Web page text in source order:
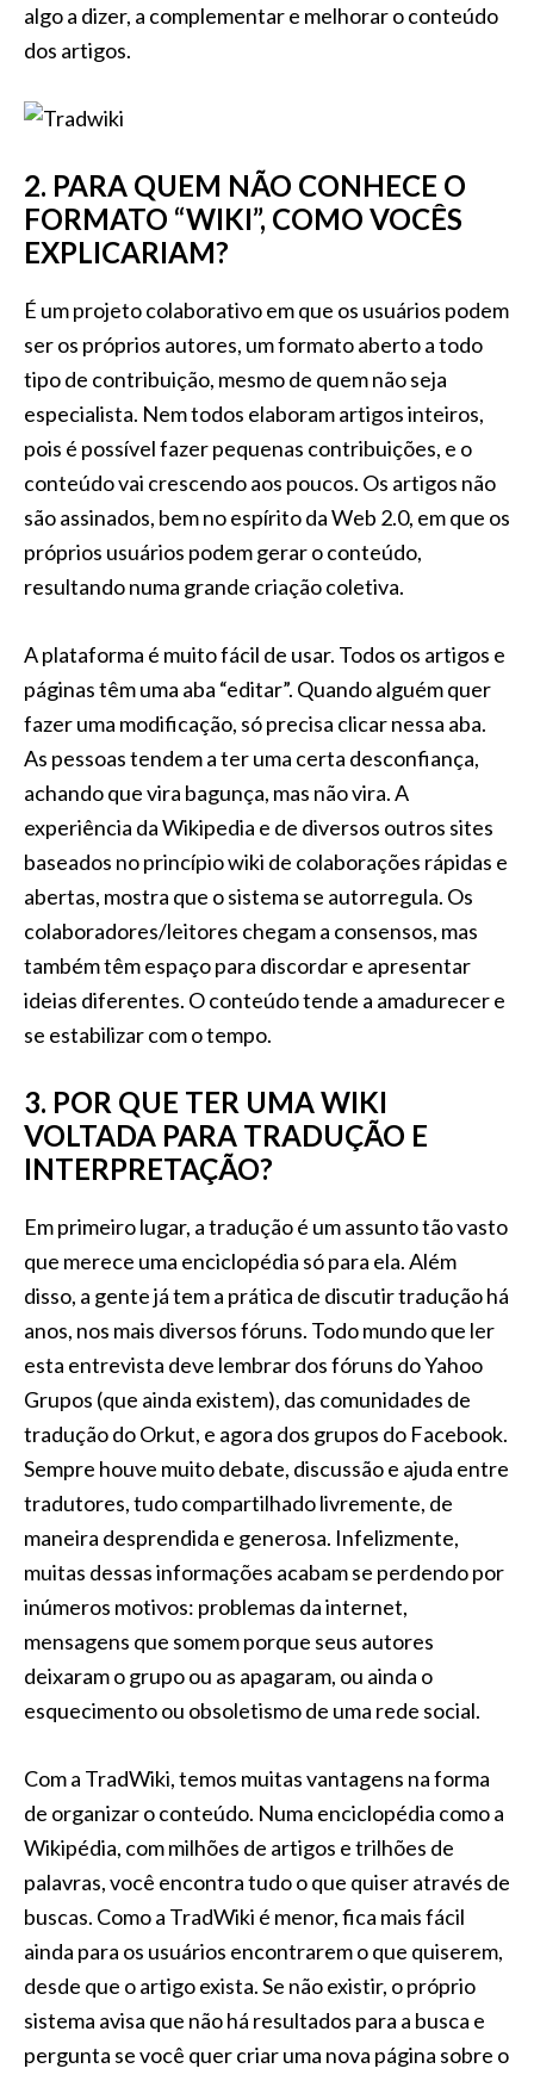
algo a dizer, a complementar e melhorar o conteúdo
dos artigos.
2. PARA QUEM NÃO CONHECE O
FORMATO “WIKI”, COMO VOCÊS
EXPLICARIAM?
É um projeto colaborativo em que os usuários podem
ser os próprios autores, um formato aberto a todo
tipo de contribuição, mesmo de quem não seja
especialista. Nem todos elaboram artigos inteiros,
pois é possível fazer pequenas contribuições, e o
conteúdo vai crescendo aos poucos. Os artigos não
são assinados, bem no espírito da Web 2.0, em que os
próprios usuários podem gerar o conteúdo,
resultando numa grande criação coletiva.
A plataforma é muito fácil de usar. Todos os artigos e
páginas têm uma aba “editar”. Quando alguém quer
fazer uma modificação, só precisa clicar nessa aba.
As pessoas tendem a ter uma certa desconfiança,
achando que vira bagunça, mas não vira. A
experiência da Wikipedia e de diversos outros sites
baseados no princípio wiki de colaborações rápidas e
abertas, mostra que o sistema se autorregula. Os
colaboradores/leitores chegam a consensos, mas
também têm espaço para discordar e apresentar
ideias diferentes. O conteúdo tende a amadurecer e
se estabilizar com o tempo.
3. POR QUE TER UMA WIKI
VOLTADA PARA TRADUÇÃO E
INTERPRETAÇÃO?
Em primeiro lugar, a tradução é um assunto tão vasto
que merece uma enciclopédia só para ela. Além
disso, a gente já tem a prática de discutir tradução há
anos, nos mais diversos fóruns. Todo mundo que ler
esta entrevista deve lembrar dos fóruns do Yahoo
Grupos (que ainda existem), das comunidades de
tradução do Orkut, e agora dos grupos do Facebook.
Sempre houve muito debate, discussão e ajuda entre
tradutores, tudo compartilhado livremente, de
maneira desprendida e generosa. Infelizmente,
muitas dessas informações acabam se perdendo por
inúmeros motivos: problemas da internet,
mensagens que somem porque seus autores
deixaram o grupo ou as apagaram, ou ainda o
esquecimento ou obsoletismo de uma rede social.
Com a TradWiki, temos muitas vantagens na forma
de organizar o conteúdo. Numa enciclopédia como a
Wikipédia, com milhões de artigos e trilhões de
palavras, você encontra tudo o que quiser através de
buscas. Como a TradWiki é menor, fica mais fácil
ainda para os usuários encontrarem o que quiserem,
desde que o artigo exista. Se não existir, o próprio
sistema avisa que não há resultados para a busca e
pergunta se você quer criar uma nova página sobre o